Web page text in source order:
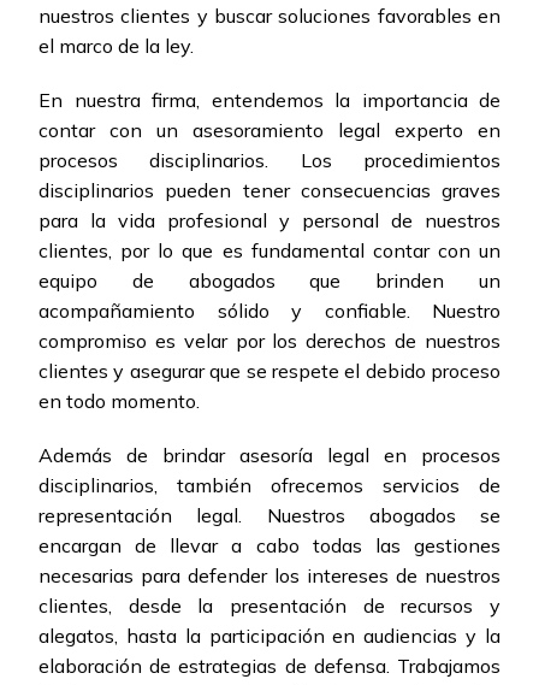
nuestros clientes y buscar soluciones favorables en
el marco de la ley.
En nuestra firma, entendemos la importancia de
contar con un asesoramiento legal experto en
procesos disciplinarios. Los procedimientos
disciplinarios pueden tener consecuencias graves
para la vida profesional y personal de nuestros
clientes, por lo que es fundamental contar con un
equipo de abogados que brinden un
acompañamiento sólido y confiable. Nuestro
compromiso es velar por los derechos de nuestros
clientes y asegurar que se respete el debido proceso
en todo momento.
Además de brindar asesoría legal en procesos
disciplinarios, también ofrecemos servicios de
representación legal. Nuestros abogados se
encargan de llevar a cabo todas las gestiones
necesarias para defender los intereses de nuestros
clientes, desde la presentación de recursos y
alegatos, hasta la participación en audiencias y la
elaboración de estrategias de defensa. Trabajamos